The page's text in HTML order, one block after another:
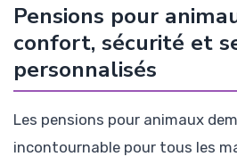
Pensions pour
confort, sécurité et
personnalisés
Les pensions pour animaux
incontournable pour tous les